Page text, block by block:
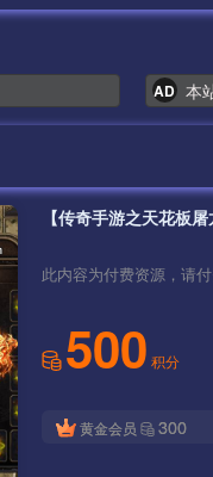
AD 本
此内容为付费资源，请
500 积分
黄金会员 300